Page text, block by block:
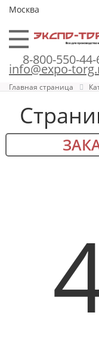
Москва
8-800-550-
info@expo-
Главная страница